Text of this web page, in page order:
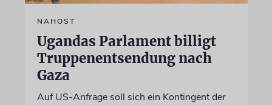
NAHOST
Ugandas Parlament billigt
Truppenentsendung nach
Gaza
Auf US-Anfrage soll sich ein Kontingent der